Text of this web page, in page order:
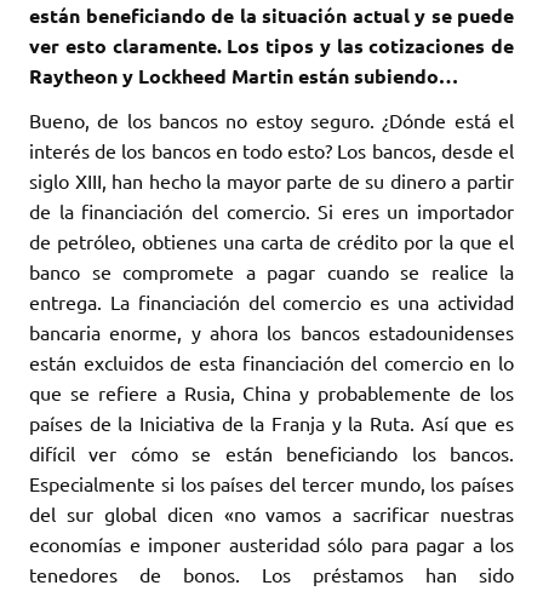
están beneficiando de la situación actual y se puede
ver esto claramente. Los tipos y las cotizaciones de
Raytheon y Lockheed Martin están subiendo…
Bueno, de los bancos no estoy seguro. ¿Dónde está el
interés de los bancos en todo esto? Los bancos, desde el
siglo XIII, han hecho la mayor parte de su dinero a partir
de la financiación del comercio. Si eres un importador
de petróleo, obtienes una carta de crédito por la que el
banco se compromete a pagar cuando se realice la
entrega. La financiación del comercio es una actividad
bancaria enorme, y ahora los bancos estadounidenses
están excluidos de esta financiación del comercio en lo
que se refiere a Rusia, China y probablemente de los
países de la Iniciativa de la Franja y la Ruta. Así que es
difícil ver cómo se están beneficiando los bancos.
Especialmente si los países del tercer mundo, los países
del sur global dicen «no vamos a sacrificar nuestras
economías e imponer austeridad sólo para pagar a los
tenedores de bonos. Los préstamos han sido